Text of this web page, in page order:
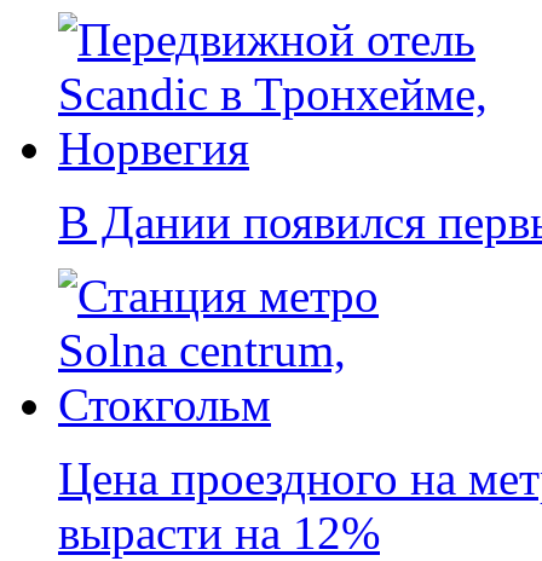
В Дании появился
Цена проездного на
вырасти на 12%